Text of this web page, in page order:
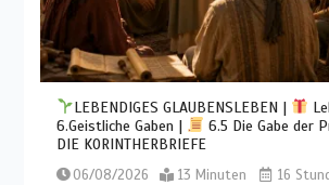
LEBENDIGES GLAUBENSLEBEN |
6.Geistliche Gaben |
6.5 Die Gabe der
DIE KORINTHERBRIEFE
06/08/2026 13 Minuten
16